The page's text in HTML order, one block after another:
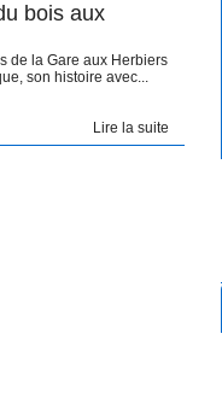
bois aux
de la Gare aux Herbiers
son histoire avec...
Lire la suite